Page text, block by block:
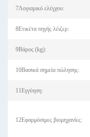
7Λογισμικό ελέγχου:
8Ετικέτα πηγής λέιζερ:
9Βάρος (kg):
10Βασικά σημεία πώλησης:
11Εγγύηση:
12Εφαρμόσιμες βιομηχανίες: